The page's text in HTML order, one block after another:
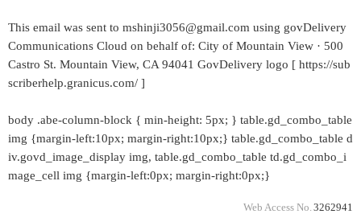
This email was sent to mshinji3056@gmail.com using govDelivery
Communications Cloud on behalf of: City of Mountain View · 500
Castro St. Mountain View, CA 94041 GovDelivery logo [ https://sub
scriberhelp.granicus.com/ ]
body .abe-column-block { min-height: 5px; } table.gd_combo_table
img {margin-left:10px; margin-right:10px;} table.gd_combo_table d
iv.govd_image_display img, table.gd_combo_table td.gd_combo_i
mage_cell img {margin-left:0px; margin-right:0px;}
Web Access No. 3262941